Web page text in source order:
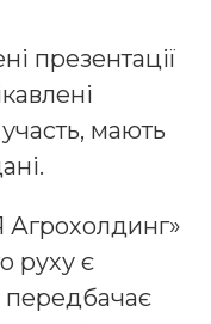
презентації
мають
руху є
передбачає